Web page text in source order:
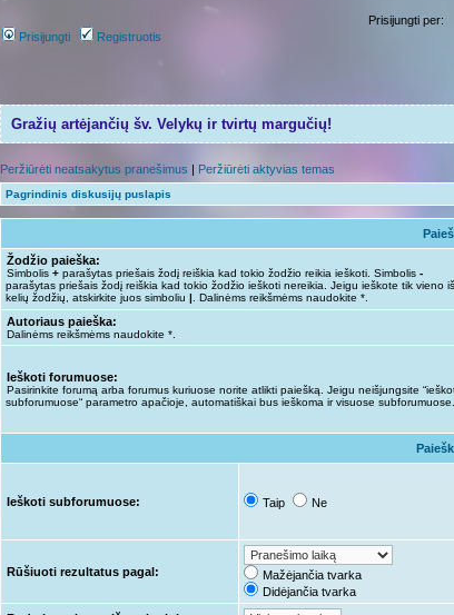
Prisijungti Registruotis
Prisijungti per:
Gražių artėjančių šv. Velykų ir tvirtų margučių!
Peržiūrėti neatsakytus pranešimus | Peržiūrėti aktyvias temas
Pagrindinis diskusijų puslapis
Žodžio paieška:
Simbolis + parašytas priešais žodį reiškia kad tokio žodžio reikia ieškoti. Simbolis -
parašytas priešais žodį reiškia kad tokio žodžio ieškoti nereikia. Jeigu ieškote tik vieno iš
kelių žodžių, atskirkite juos simboliu | . Dalinėms reikšmėms naudokite *.
Autoriaus paieška:
Dalinėms reikšmėms naudokite *.
Ieškoti forumuose:
Pasirinkite forumą arba forumus kuriuose norite atlikti paiešką. Jeigu neišjungsite
subforumuose“ parametro apačioje, automatiškai bus ieškoma ir visuose subforumuose.
Ieškoti subforumuose: Taip Ne
Rūšiuoti rezultatus pagal:
Mažėjančia tvarka
Didėjančia tvarka